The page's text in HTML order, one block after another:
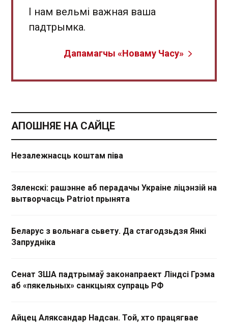
І нам вельмі важная ваша
падтрымка.
Дапамагчы «Новаму Часу»
АПОШНЯЕ НА САЙЦЕ
Незалежнасць коштам піва
Зяленскі: рашэнне аб перадачы Украіне ліцэнзій на
вытворчасць Patriot прынята
Беларус з вольнага сьвету. Да стагодзьдзя Янкі
Запрудніка
Сенат ЗША падтрымаў законапраект Ліндсі Грэма
аб «пякельных» санкцыях супраць РФ
Айцец Аляксандар Надсан. Той, хто працягвае